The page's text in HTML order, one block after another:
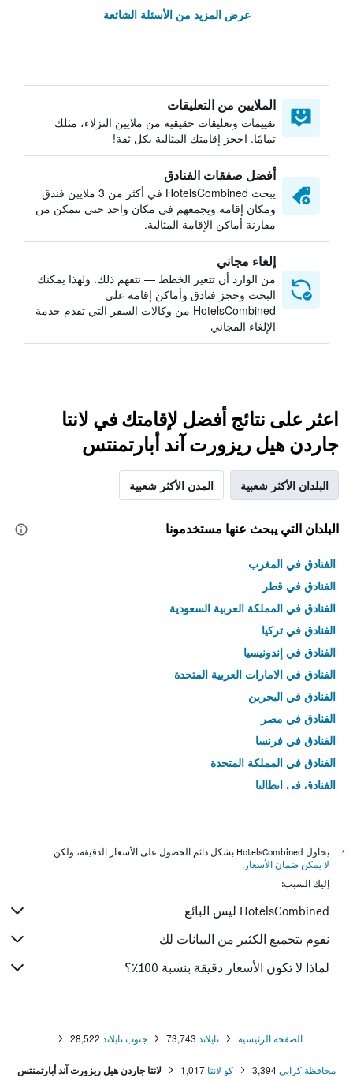
عرض المزيد من الأسئلة الشائعة
الملايين من التعليقات
تقييمات وتعليقات حقيقية من ملايين النزلاء، مثلك
تمامًا. احجز إقامتك المثالية بكل ثقة!
أفضل صفقات الفنادق
يبحث HotelsCombined في أكثر من 3 ملايين فندق
ومكان إقامة ويجمعهم في مكان واحد حتى تتمكن من
مقارنة أماكن الإقامة المثالية.
إلغاء مجاني
من الوارد أن تتغير الخطط — نتفهم ذلك. ولهذا يمكنك
البحث وحجز فنادق وأماكن إقامة على
HotelsCombined من وكالات السفر التي تقدم خدمة
الإلغاء المجاني
اعثر على نتائج أفضل لإقامتك في لانتا
جاردن هيل ريزورت آند أبارتمنتس
البلدان الأكثر شعبية المدن الأكثر شعبية
البلدان التي يبحث عنها مستخدمونا
الفنادق في المغرب
الفنادق في قطر
الفنادق في المملكة العربية السعودية
الفنادق في تركيا
الفنادق في إندونيسيا
الفنادق في الامارات العربية المتحدة
الفنادق في البحرين
الفنادق في مصر
الفنادق في فرنسا
الفنادق في المملكة المتحدة
الفنادق في إيطاليا
*
يحاول HotelsCombined بشكل دائم الحصول على الأسعار الدقيقة، ولكن
لا يمكن ضمان الأسعار .
إليك السبب:
HotelsCombined ليس البائع
نقوم بتجميع الكثير من البيانات لك
لماذا لا تكون الأسعار دقيقة بنسبة 100٪؟
الصفحة الرئيسية تايلاند 73,743 جنوب تايلاند 28,522
محافظة كرابي3,394 كو لانتا 1,017 لانتا جاردن هيل ريزورت آند أبارتمنتس